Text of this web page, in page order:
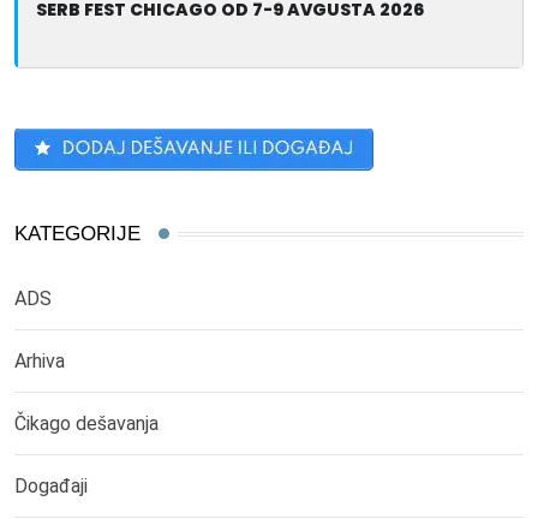
SERB FEST CHICAGO OD 7-9 AVGUSTA 2026
KATEGORIJE
ADS
Arhiva
Čikago dešavanja
Događaji